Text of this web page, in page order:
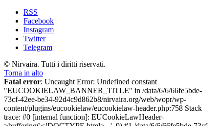
RSS
Facebook
Instagram
Twitter
Telegram
© Nirvaira. Tutti i diritti riservati.
Torna in alto
Fatal error: Uncaught Error: Undefined constant
"EUCOOKIELAW_BANNER_TITLE" in /data/6/6/66fe5bde-
73cf-42ee-be34-92d4c9d862b8/nirvaira.org/web/wopr/wp-
content/plugins/eucookielaw/eucookielaw-header.php:758 Stack
trace: #0 [internal function]: EUCookieLawHeader-